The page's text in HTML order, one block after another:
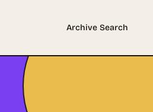
Archive Search